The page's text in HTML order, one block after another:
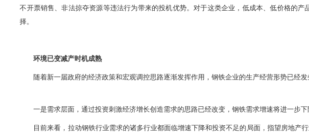
不开票销售、非法掠夺资源等违法行为带来的投机优势。对于这类企业，低成本、低价格的
择。
环境已变减产时机成熟
随着新一届政府的经济政策和宏观调控思路逐渐发挥作用，钢铁企业的生产经营形势已经发
一是需求层面，通过投资刺激经济增长创造需求的思路已经改变，钢铁需求增速将进一步下
目前来看，拉动钢铁行业需求的诸多行业都面临增速下降和投资不足的局面，指望房地产